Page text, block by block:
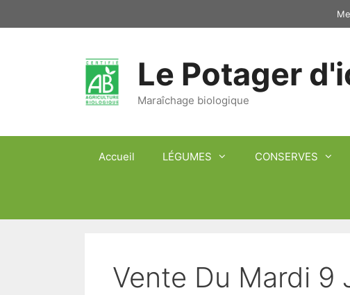
au
Le Potager
Maraîchage biologique
Accueil LÉGUMES CONSERVES
Vente Du Mardi 9